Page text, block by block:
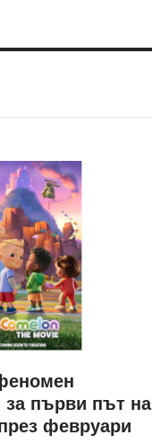
първи път на
февруари